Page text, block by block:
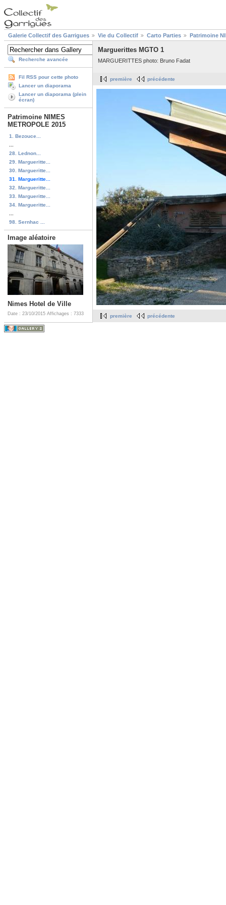
Galerie Collectif des Garrigues Vie du Collectif Carto Parties Patrimoine
Recherche avancée
Fil RSS pour cette photo
Lancer un diaporama
Lancer un diaporama (plein
écran)
Patrimoine NIMES
METROPOLE 2015
1. Bezouce...
28. Lednon...
29. Margueritte...
30. Margueritte...
31. Margueritte...
32. Margueritte...
33. Margueritte...
34. Margueritte...
98. Sernhac ...
Image aléatoire
Nimes Hotel de Ville
Date : 23/10/2015 Affichages : 7333
Marguerittes MGTO 1
MARGUERITTES photo: Bruno Fadat
première précédente
première précédente